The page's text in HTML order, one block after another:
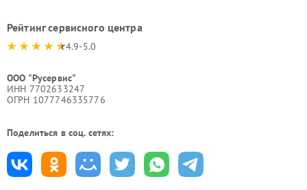
Рейтинг сервисного центра
4.9-5.0
ООО "Русервис"
ИНН 7702633247
ОГРН 1077746335776
Поделиться в соц. сетях: